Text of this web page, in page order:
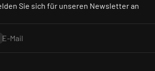
Sie sich für unseren Newsletter an
E-Mail